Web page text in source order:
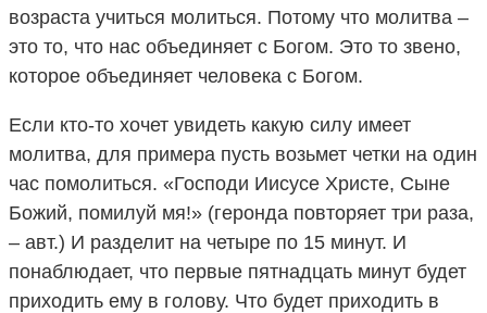
возраста учиться молиться. Потому что молитва –
это то, что нас объединяет с Богом. Это то звено,
которое объединяет человека с Богом.
Если кто-то хочет увидеть какую силу имеет
молитва, для примера пусть возьмет четки на один
час помолиться. «Господи Иисусе Христе, Сыне
Божий, помилуй мя!» (геронда повторяет три раза,
– авт.) И разделит на четыре по 15 минут. И
понаблюдает, что первые пятнадцать минут будет
приходить ему в голову. Что будет приходить в